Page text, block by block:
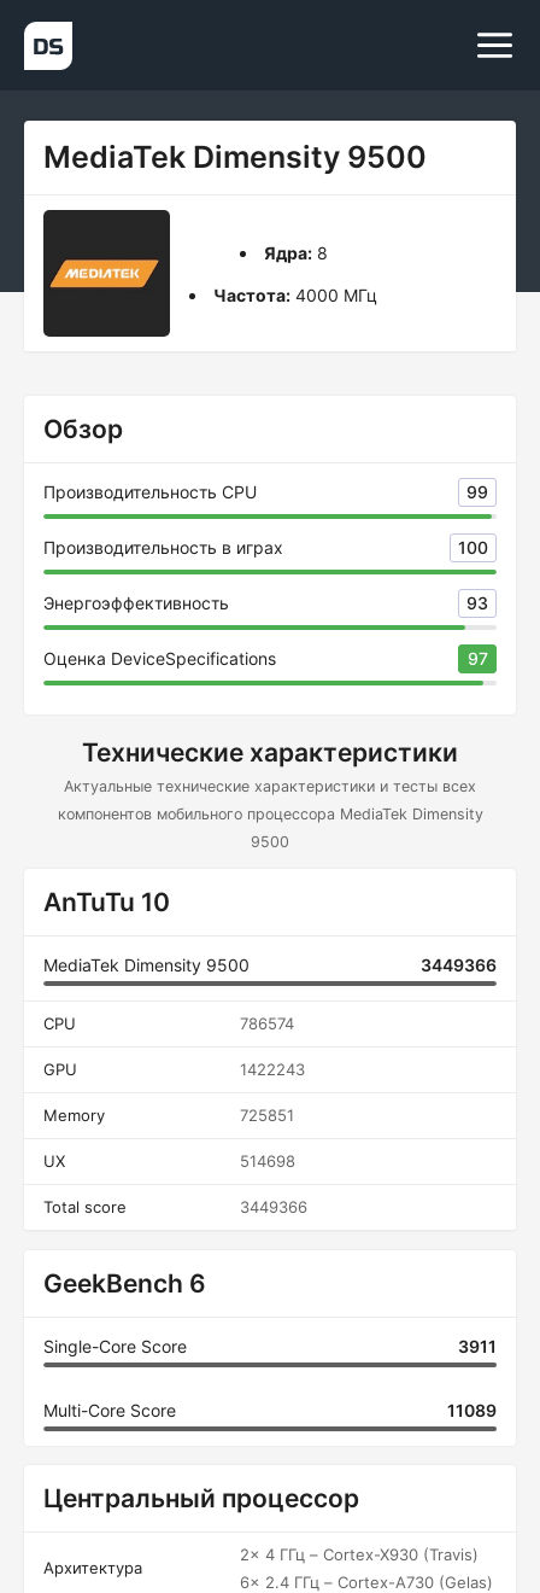
MediaTek Dimensity 9500
Ядра:8
Частота: 4000 МГц
Обзор
Производительность CPU 99
Производительность в играх 100
Энергоэффективность 93
Оценка DeviceSpecifications 97
Технические характеристики
Актуальные технические характеристики и тесты всех
компонентов мобильного процессора MediaTek Dimensity
9500
AnTuTu 10
MediaTek Dimensity 9500 3449366
CPU 786574
GPU 1422243
Memory 725851
UX 514698
Total score 3449366
GeekBench 6
Single-Core Score 3911
Multi-Core Score 11089
Центральный процессор
Архитектура
2x 4 ГГц – Cortex-X930 (Travis)
6x 2.4 ГГц – Cortex-A730 (Gelas)